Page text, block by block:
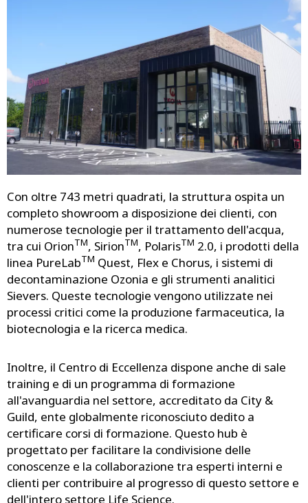
Con oltre 743 metri quadrati, la struttura ospita un
completo showroom a disposizione dei clienti, con
numerose tecnologie per il trattamento dell'acqua,
tra cui OrionTM, SirionTM, PolarisTM 2.0, i prodotti della
linea PureLabTM Quest, Flex e Chorus, i sistemi di
decontaminazione Ozonia e gli strumenti analitici
Sievers. Queste tecnologie vengono utilizzate nei
processi critici come la produzione farmaceutica, la
biotecnologia e la ricerca medica.
Inoltre, il Centro di Eccellenza dispone anche di sale
training e di un programma di formazione
all'avanguardia nel settore, accreditato da City &
Guild, ente globalmente riconosciuto dedito a
certificare corsi di formazione. Questo hub è
progettato per facilitare la condivisione delle
conoscenze e la collaborazione tra esperti interni e
clienti per contribuire al progresso di questo settore e
dell'intero settore Life Science.